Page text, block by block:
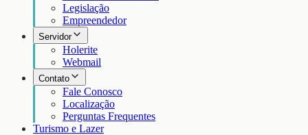
Legislação
Empreendedor
Servidor
Holerite
Webmail
Contato
Fale Conosco
Localização
Perguntas Frequentes
Turismo e Lazer